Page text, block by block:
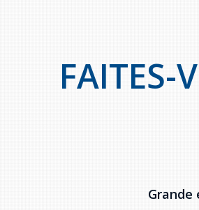
FAITES-
Grande